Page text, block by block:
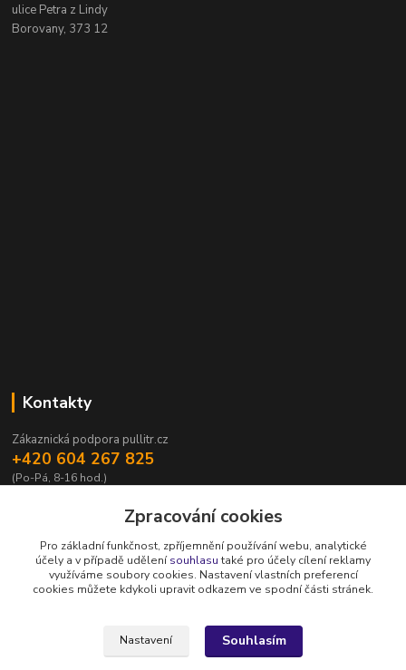
ulice Petra z Lindy
Borovany, 373 12
Kontakty
Zákaznická podpora pullitr.cz
+420 604 267 825
(Po-Pá, 8-16 hod.)
Upravit sběr cookies.
Zpracování cookies
Pro základní funkčnost, zpříjemnění používání webu, analytické
účely a v případě udělenísouhlasutaké pro účely cílení reklamy
využíváme soubory cookies. Nastavení vlastních preferencí
cookies můžete kdykoli upravit odkazem ve spodní části stránek.
Nastavení Souhlasím